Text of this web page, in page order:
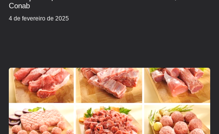
Conab
4 de fevereiro de 2025